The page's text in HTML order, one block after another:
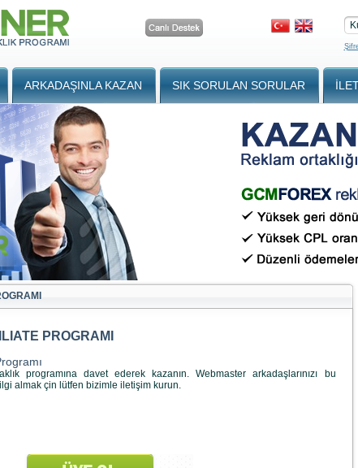
ARKADAŞINLA KAZAN SIK SORULAN SORULAR
PROGRAMI
programına davet ederek kazanın. Webmaster arkadaşlarınızı bu
almak çin lütfen bizimle iletişim kurun.